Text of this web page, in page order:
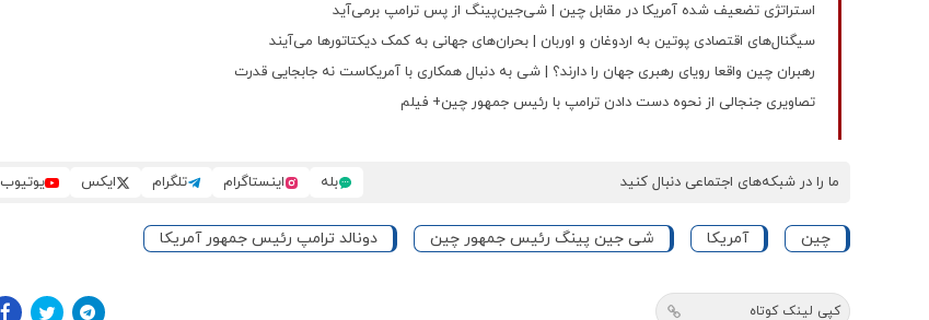
استراتژی تضعیف شده آمریکا در مقابل چین | شی‌جین‌پینگ از پس ترامپ برمی‌آید
سیگنال‌های اقتصادی پوتین به اردوغان و اوربان | بحران‌های جهانی به کمک دیکتاتورها می‌آیند
رهبران چین واقعا رویای رهبری جهان را دارند؟ | شی به دنبال همکاری با آمریکاست نه جابجایی قدرت
تصاویری جنجالی از نحوه دست دادن ترامپ با رئیس جمهور چین+ فیلم
ما را در شبکه‌های اجتماعی دنبال کنید بله اینستاگرام تلگرام ایکس یوتیوب
چین آمریکا شی جین پینگ رئیس جمهور چین دونالد ترامپ رئیس جمهور آمریکا
کپی لینک کوتاه